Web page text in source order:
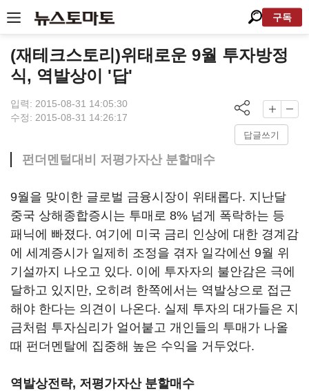
구독
(재테크스토리)위태로운 9월 투자방정
식, 역발상이 '답'
입력: 2015-08-31 14:05:30
수정: 2015-08-31 14:26:17
답글쓰기
펀더멘털대비 저평가자산 분할매수
9월을 맞이한 글로벌 금융시장이 위태롭다. 지난달
중국 상해종합증시는 투매로 8% 넘게 폭락하는 등
패닉에 빠졌다. 여기에 미국 금리 인상에 대한 경계감
에 세계증시가 일제히 조정을 겪자 일각에선 9월 위
기설까지 나오고 있다. 이에 투자자의 불안감은 극에
달하고 있지만, 오히려 한쪽에서는 역발상으로 접근
해야 한다는 의견이 나온다. 실제 투자의 대가들은 지
금처럼 투자심리가 얼어붙고 개인들의 투매가 나올
때 펀더멘탈에 집중해 높은 수익을 거두었다.
역발상전략, 저평가자산 분할매수